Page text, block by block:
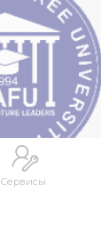
Сервисы